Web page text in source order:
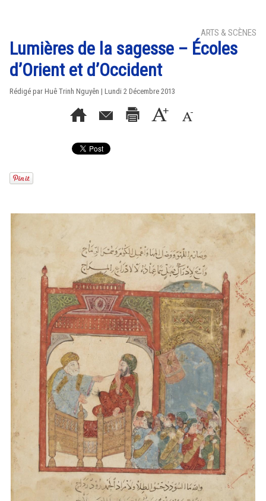
ARTS & SCÈNES
Lumières de la sagesse – Écoles
d’Orient et d’Occident
Rédigé par Huê Trinh Nguyên | Lundi 2 Décembre 2013